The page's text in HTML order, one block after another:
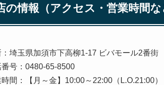
の情報（アクセス・営業時間な
埼玉県加須市下高柳1-17 ビバモール2番街
号：0480-65-8500
間：【月～金】10:00～22:00（L.O.21:00）